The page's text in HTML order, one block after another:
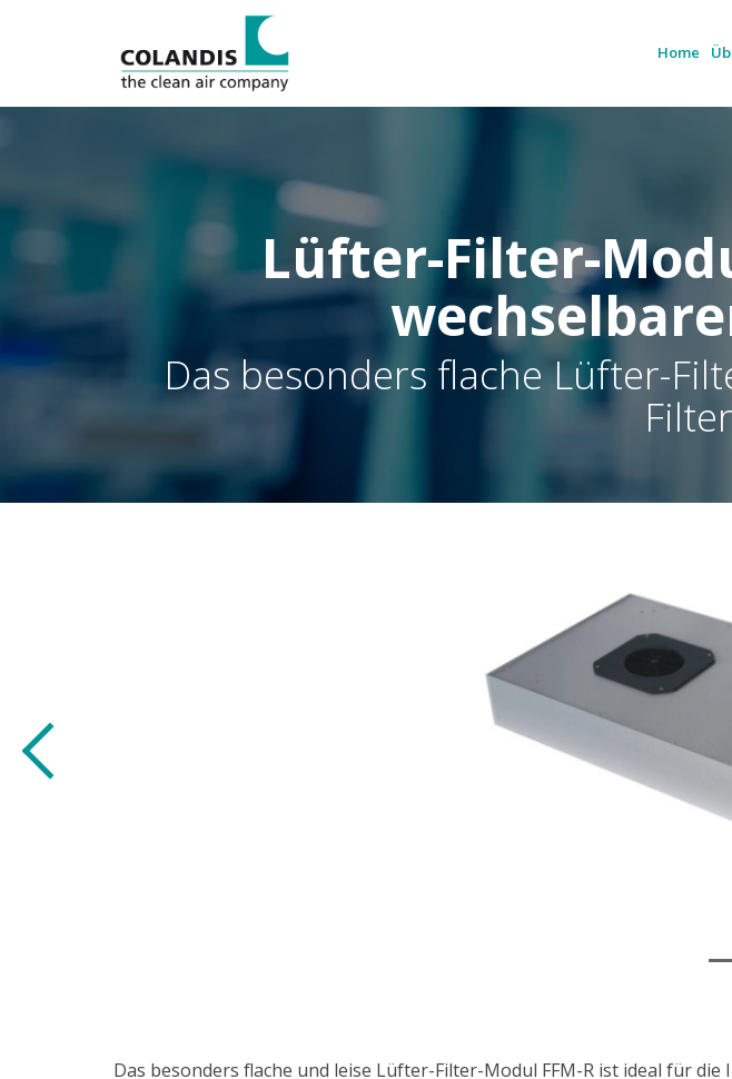
Home
Lüfter-Filter-
Das besonders flache Lüfter-
Das besonders flache und leise Lüfter-Filter-Modul FFM-R ist ideal für